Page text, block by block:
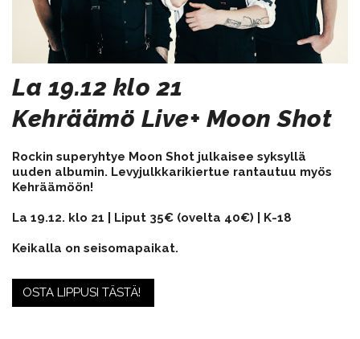
La 19.12 klo 21
Kehräämö Live+ Moon Shot
Rockin superyhtye Moon Shot julkaisee syksyllä
uuden albumin. Levyjulkkarikiertue rantautuu myös
Kehräämöön!
La 19.12. klo 21 | Liput 35€ (ovelta 40€) | K-18
Keikalla on seisomapaikat.
OSTA LIPPUSI TÄSTÄ!